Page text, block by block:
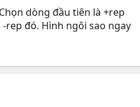
dòng đầu tiên là +rep
rep đó. Hình ngôi sao ngay